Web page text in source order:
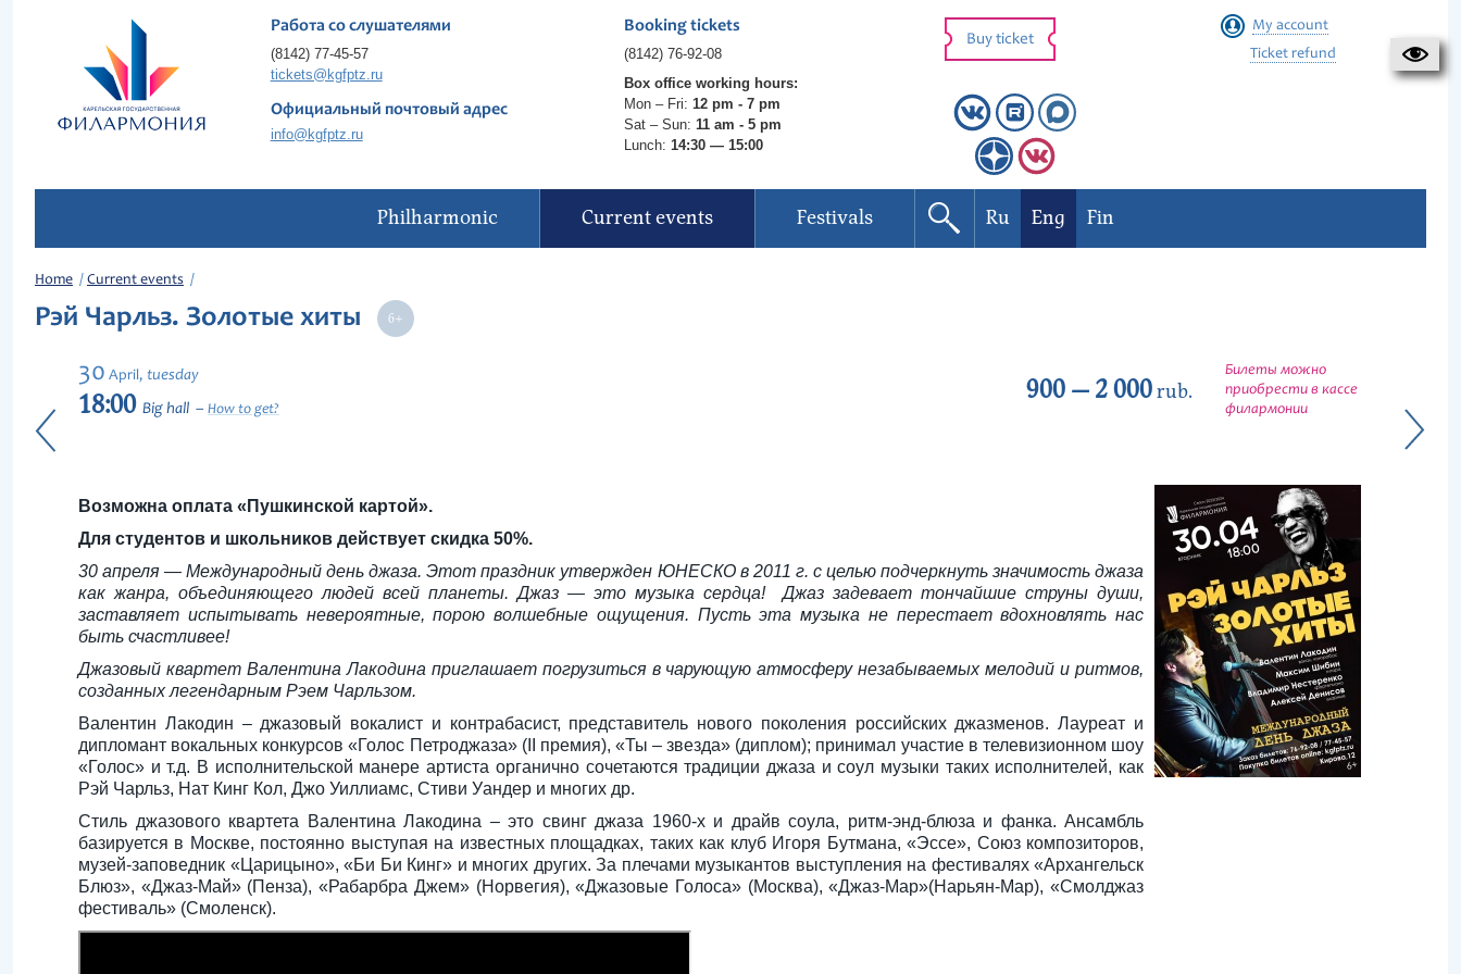
Работа со слушателями
(8142) 77-45-57
tickets@kgfptz.ru
Официальный почтовый адрес
info@kgfptz.ru
Booking tickets
(8142) 76-92-08
Box office working hours:
Mon – Fri: 12 pm - 7 pm
Sat – Sun: 11 am - 5 pm
Lunch: 14:30 — 15:00
Buy ticket
My account
Ticket refund
Philharmonic Current events Festivals Ru Eng Fin
Home Current events
Рэй Чарльз. Золотые хиты
30 April, tuesday
18:00 Big hall How to get?
900 — 2 000rub.
Билеты можно
приобрести в кассе
филармонии
Возможна оплата «Пушкинской картой».
Для студентов и школьников действует скидка 50%.
30 апреля — Международный день джаза. Этот праздник утвержден ЮНЕСКО в 2011 г. с целью подчеркнуть значимость джаза
как жанра, объединяющего людей всей планеты.Джаз — это музыка сердца! Джаз задевает тончайшие струны души,
заставляет испытывать невероятные, порою волшебные ощущения. Пусть эта музыка не перестает вдохновлять нас
быть счастливее!
Джазовый квартет Валентина Лакодина приглашает погрузиться в чарующую атмосферу незабываемых мелодий и ритмов,
созданных легендарным Рэем Чарльзом.
Валентин Лакодин – джазовый вокалист и контрабасист, представитель нового поколения российских джазменов. Лауреат и
дипломант вокальных конкурсов «Голос Петроджаза» (II премия), «Ты – звезда» (диплом); принимал участие в телевизионном шоу
«Голос» и т.д. В исполнительской манере артиста органично сочетаются традиции джаза и соул музыки таких исполнителей, как
Рэй Чарльз, Нат Кинг Кол, Джо Уиллиамс, Стиви Уандер и многих др.
Стиль джазового квартета Валентина Лакодина – это свинг джаза 1960-х и драйв соула, ритм-энд-блюза и фанка. Ансамбль
базируется в Москве, постоянно выступая на известных площадках, таких как клуб Игоря Бутмана, «Эссе», Союз композиторов,
музей-заповедник «Царицыно», «Би Би Кинг» и многих других. За плечами музыкантов выступления на фестивалях «Архангельск
Блюз», «Джаз-Май» (Пенза), «Рабарбра Джем» (Норвегия), «Джазовые Голоса» (Москва), «Джаз-Мар»(Нарьян-Мар), «Смолджаз
фестиваль» (Смоленск).